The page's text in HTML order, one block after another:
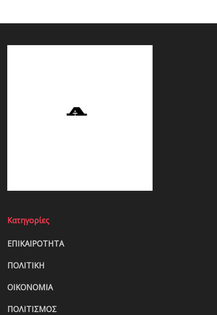
Κατηγορίες
ΕΠΙΚΑΙΡΟΤΗΤΑ
ΠΟΛΙΤΙΚΗ
ΟΙΚΟΝΟΜΙΑ
ΠΟΛΙΤΙΣΜΟΣ